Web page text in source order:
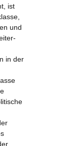
ist
und
in der